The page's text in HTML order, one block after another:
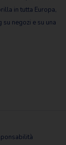
in tutta Europa,
negozi e su una